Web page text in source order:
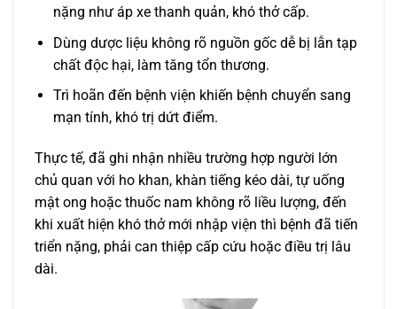
nặng như áp xe thanh quản, khó thở cấp.
Dùng dược liệu không rõ nguồn gốc dễ bị lẫn tạp
chất độc hại, làm tăng tổn thương.
Trì hoãn đến bệnh viện khiến bệnh chuyển sang
mạn tính, khó trị dứt điểm.
Thực tế, đã ghi nhận nhiều trường hợp người lớn
chủ quan với ho khan, khàn tiếng kéo dài, tự uống
mật ong hoặc thuốc nam không rõ liều lượng, đến
khi xuất hiện khó thở mới nhập viện thì bệnh đã tiến
triển nặng, phải can thiệp cấp cứu hoặc điều trị lâu
dài.